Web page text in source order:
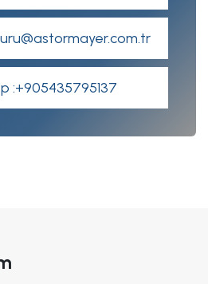
:+905435795137